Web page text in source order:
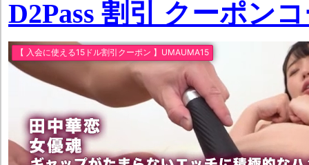
D2Pass 割引 クーポン